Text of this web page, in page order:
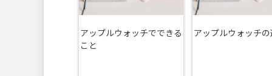
アップルウォッチでできる
こと
アップルウォッチ